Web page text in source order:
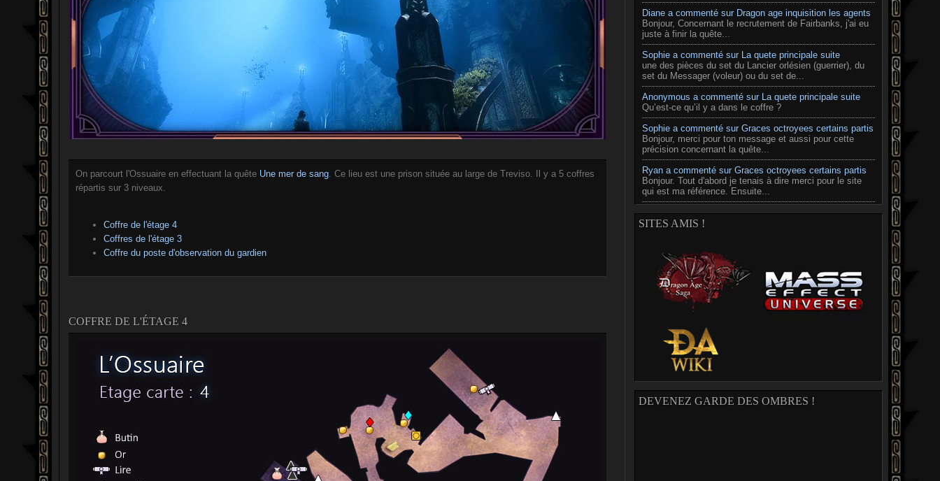
On parcourt l'Ossuaire en effectuant la quête Une mer de sang . Ce lieu est une prison située au large de Treviso. Il y a 5 coffres
répartis sur 3 niveaux.
Coffre de l'étage 4
Coffres de l'étage 3
Coffre du poste d'observation du gardien
COFFRE DE L'ÉTAGE 4
Diane a commenté sur Dragon age inquisition les agents
Bonjour, Concernant le recrutement de Fairbanks, j'ai eu
juste à finir la quête...
Sophie a commenté sur La quete principale suite
une des pièces du set du Lancier orlésien (guerrier), du
set du Messager (voleur) ou du set de...
Anonymous a commenté sur La quete principale suite
Qu’est-ce qu’il y a dans le coffre ?
Sophie a commenté sur Graces octroyees certains partis
Bonjour, merci pour ton message et aussi pour cette
précision concernant la quête...
Ryan a commenté sur Graces octroyees certains partis
Bonjour. Tout d'abord je tenais à dire merci pour le site
qui est ma référence. Ensuite...
SITES AMIS !
DEVENEZ GARDE DES OMBRES !